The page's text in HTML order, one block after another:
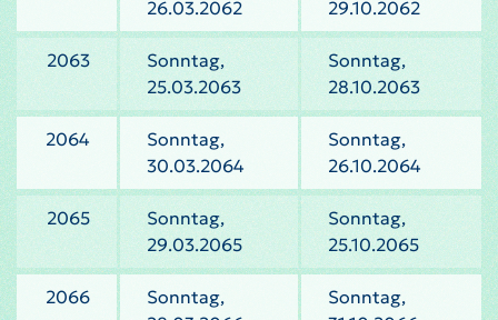
26.03.2062
29.10.2062
2063
Sonntag,
25.03.2063
Sonntag,
28.10.2063
2064
Sonntag,
30.03.2064
Sonntag,
26.10.2064
2065
Sonntag,
29.03.2065
Sonntag,
25.10.2065
2066
Sonntag,
Sonntag,